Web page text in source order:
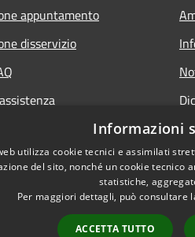
appuntamento
disservizio
Informazioni
utilizza cookie tecnici e assimilati
del sito, nonché un cookie tecnico
statistiche,
Per maggiori dettagli, può consultare
ACCETTA TUTTO